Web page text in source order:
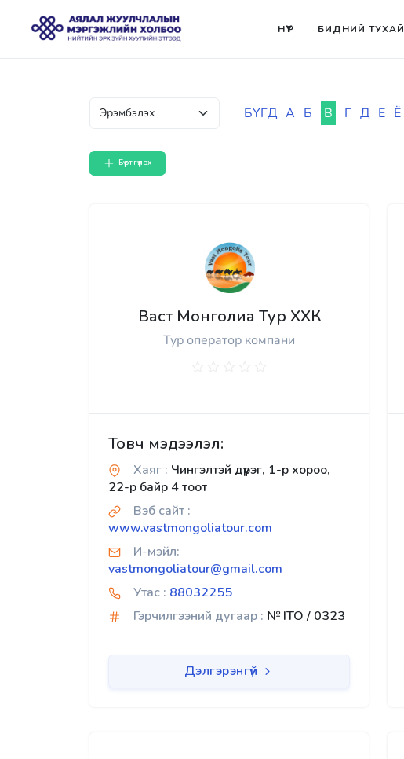
НҮҮР БИДНИЙ ТУХАЙ
БҮГД А Б В Г Д Е Ё
Бүртгүүлэх
Васт Монголиа Тур ХХК
Тур оператор компани
Товч мэдээлэл:
Хаяг : Чингэлтэй дүүрэг, 1-р хороо,
22-р байр 4 тоот
Вэб сайт :
www.vastmongoliatour.com
И-мэйл:
vastmongoliatour@gmail.com
Утас : 88032255
Гэрчилгээний дугаар : № ITO / 0323
Дэлгэрэнгүй